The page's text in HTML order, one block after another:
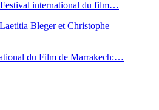
Festival international du film…
du Film de Marrakech:…